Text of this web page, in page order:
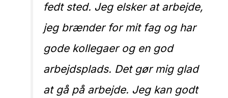
fedt sted. Jeg elsker at arbejde,
jeg brænder for mit fag og har
gode kollegaer og en god
arbejdsplads. Det gør mig glad
at gå på arbejde. Jeg kan godt